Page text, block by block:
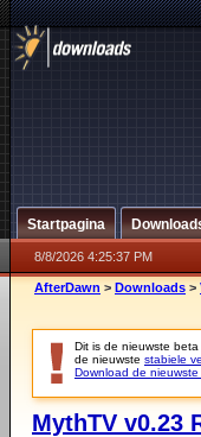
Startpagina
8/8/2026 4:25:37 PM
AfterDawn > Downloads >
Dit is de nieuwste beta
de nieuwste stabiele
Download de
MythTV v0.23